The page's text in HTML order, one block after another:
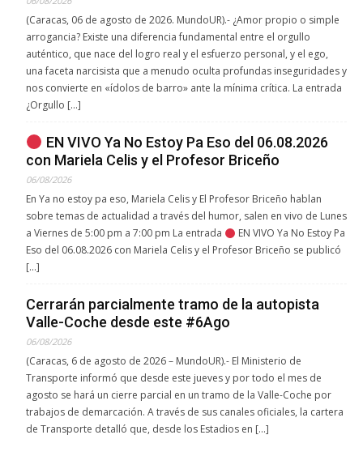
(Caracas, 06 de agosto de 2026. MundoUR).- ¿Amor propio o simple
arrogancia? Existe una diferencia fundamental entre el orgullo
auténtico, que nace del logro real y el esfuerzo personal, y el ego,
una faceta narcisista que a menudo oculta profundas inseguridades y
nos convierte en «ídolos de barro» ante la mínima crítica. La entrada
¿Orgullo […]
EN VIVO Ya No Estoy Pa Eso del 06.08.2026
con Mariela Celis y el Profesor Briceño
06/08/2026
En Ya no estoy pa eso, Mariela Celis y El Profesor Briceño hablan
sobre temas de actualidad a través del humor, salen en vivo de Lunes
a Viernes de 5:00 pm a 7:00 pm La entrada
EN VIVO Ya No Estoy Pa
Eso del 06.08.2026 con Mariela Celis y el Profesor Briceño se publicó
[…]
Cerrarán parcialmente tramo de la autopista
Valle-Coche desde este #6Ago
06/08/2026
(Caracas, 6 de agosto de 2026 – MundoUR).- El Ministerio de
Transporte informó que desde este jueves y por todo el mes de
agosto se hará un cierre parcial en un tramo de la Valle-Coche por
trabajos de demarcación. A través de sus canales oficiales, la cartera
de Transporte detalló que, desde los Estadios en […]